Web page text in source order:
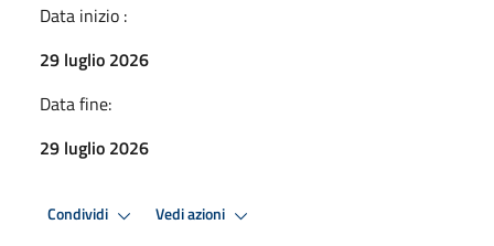
Data inizio :
29 luglio 2026
Data fine:
29 luglio 2026
Condividi Vedi azioni